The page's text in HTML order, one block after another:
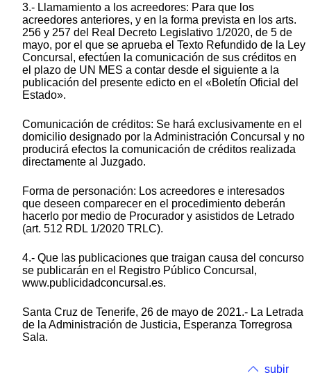
3.- Llamamiento a los acreedores: Para que los
acreedores anteriores, y en la forma prevista en los arts.
256 y 257 del Real Decreto Legislativo 1/2020, de 5 de
mayo, por el que se aprueba el Texto Refundido de la Ley
Concursal, efectúen la comunicación de sus créditos en
el plazo de UN MES a contar desde el siguiente a la
publicación del presente edicto en el «Boletín Oficial del
Estado».
Comunicación de créditos: Se hará exclusivamente en el
domicilio designado por la Administración Concursal y no
producirá efectos la comunicación de créditos realizada
directamente al Juzgado.
Forma de personación: Los acreedores e interesados
que deseen comparecer en el procedimiento deberán
hacerlo por medio de Procurador y asistidos de Letrado
(art. 512 RDL 1/2020 TRLC).
4.- Que las publicaciones que traigan causa del concurso
se publicarán en el Registro Público Concursal,
www.publicidadconcursal.es.
Santa Cruz de Tenerife, 26 de mayo de 2021.- La Letrada
de la Administración de Justicia, Esperanza Torregrosa
Sala.
subir